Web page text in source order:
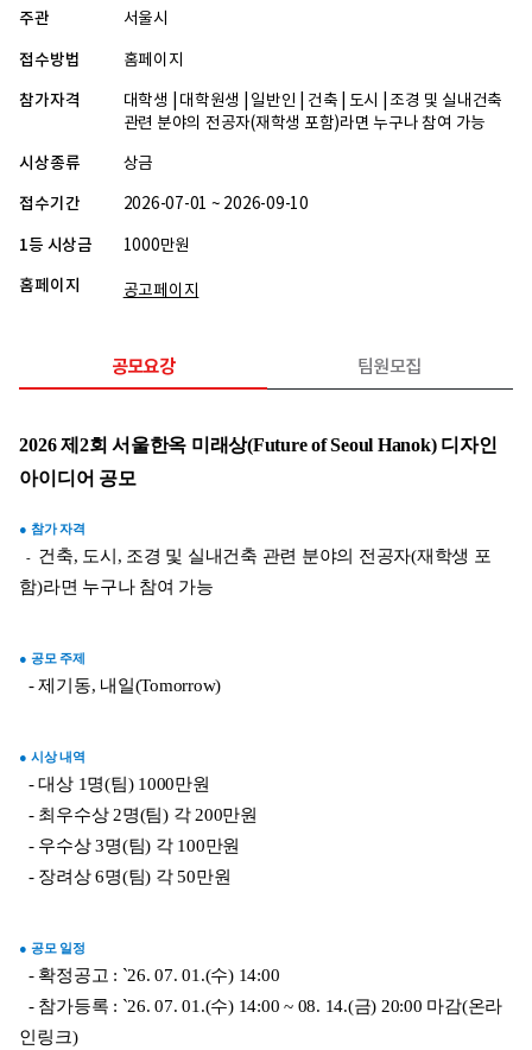
주관 서울시
접수방법 홈페이지
참가자격
대학생 | 대학원생 | 일반인 | 건축 | 도시 | 조경 및 실내건축
관련 분야의 전공자(재학생 포함)라면 누구나 참여 가능
시상종류 상금
접수기간 2026-07-01 ~ 2026-09-10
1등 시상금 1000만원
홈페이지 공고페이지
공모요강 팀원모집
2026 제2회 서울한옥 미래상(Future of Seoul Hanok) 디자인
아이디어 공모
● 참가 자격
- 건축, 도시, 조경 및 실내건축 관련 분야의 전공자(재학생 포
함)라면 누구나 참여 가능
● 공모 주제
  - 제기동, 내일(Tomorrow)
● 시상 내역
  - 대상 1명(팀) 1000만원
  - 최우수상 2명(팀) 각 200만원
  - 우수상 3명(팀) 각 100만원
  - 장려상 6명(팀) 각 50만원
● 공모 일정
  - 확정공고 : `26. 07. 01.(수) 14:00
인링크)